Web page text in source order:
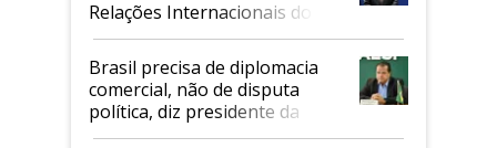
Relações Internacionais do
Mapa
Brasil precisa de diplomacia
comercial, não de disputa
política, diz presidente da
Faesp